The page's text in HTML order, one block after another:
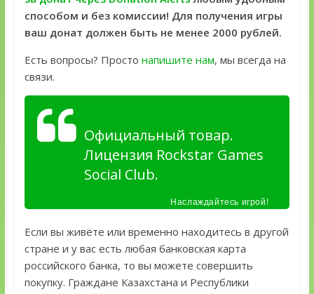
способом и без комиссии! Для получения игры
ваш донат должен быть не менее 2000 рублей.
Есть вопросы? Просто напишите нам, мы всегда на
связи.
Официальный товар.
Лицензия Rockstar Games
Social Club.
Наслаждайтесь игрой!
Если вы живёте или временно находитесь в другой
стране и у вас есть любая банковская карта
российского банка, то вы можете совершить
покупку. Граждане Казахстана и Республики